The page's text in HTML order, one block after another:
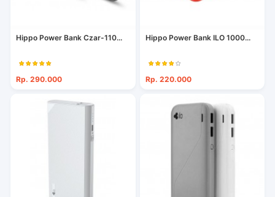
Hippo Power Bank Czar-110...
Rp. 290.000
Hippo Power Bank ILO 1000...
Rp. 220.000